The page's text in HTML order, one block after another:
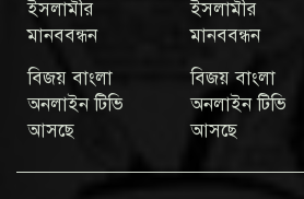
ইসলামীর
মানববন্ধন
বিজয় বাংলা
অনলাইন টিভি
আসছে
ইসলামীর
মানববন্ধন
বিজয় বাংলা
অনলাইন টিভি
আসছে